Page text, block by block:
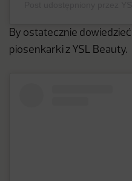
By ostatecznie
piosenkarki z YSL Beauty.